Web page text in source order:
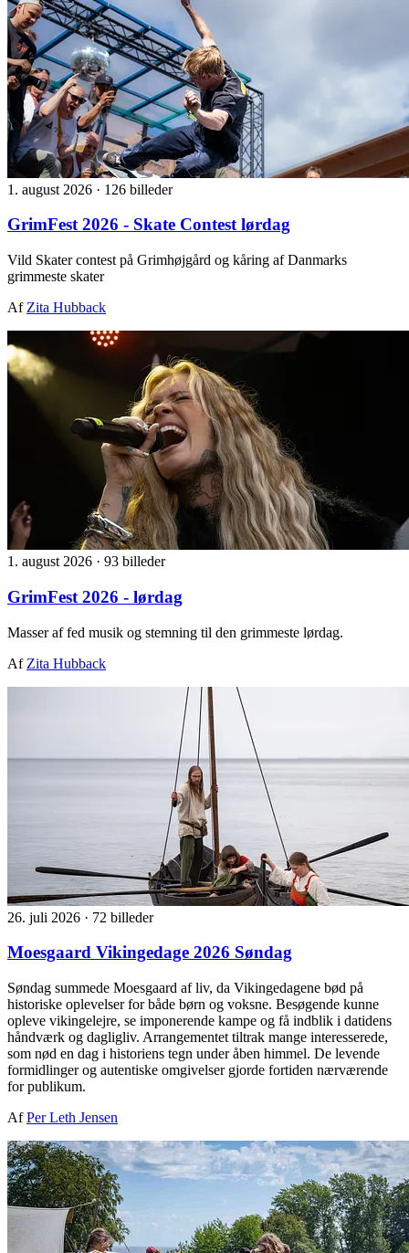
1. august 2026 · 126 billeder
GrimFest 2026 - Skate Contest lørdag
Vild Skater contest på Grimhøjgård og kåring af Danmarks
grimmeste skater
Af Zita Hubback
1. august 2026 · 93 billeder
GrimFest 2026 - lørdag
Masser af fed musik og stemning til den grimmeste lørdag.
Af Zita Hubback
26. juli 2026 · 72 billeder
Moesgaard Vikingedage 2026 Søndag
Søndag summede Moesgaard af liv, da Vikingedagene bød på
historiske oplevelser for både børn og voksne. Besøgende kunne
opleve vikingelejre, se imponerende kampe og få indblik i datidens
håndværk og dagligliv. Arrangementet tiltrak mange interesserede,
som nød en dag i historiens tegn under åben himmel. De levende
formidlinger og autentiske omgivelser gjorde fortiden nærværende
for publikum.
AfPer Leth Jensen